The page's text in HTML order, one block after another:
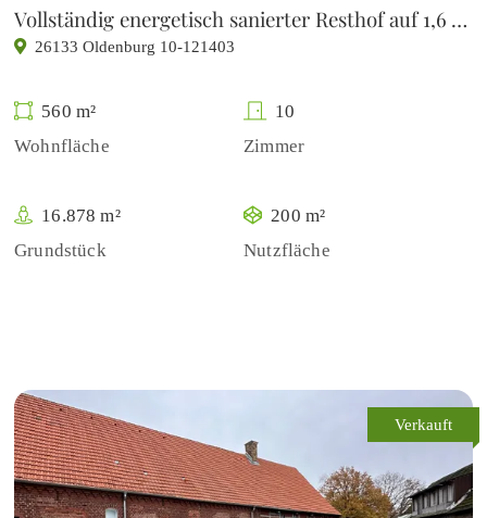
Vollständig energetisch sanierter Resthof auf 1,6 ha für Pferdehaltung zu verkaufen
26133 Oldenburg 10-121403
560 m²
Wohnfläche
10
Zimmer
16.878 m²
Grundstück
200 m²
Nutzfläche
Verkauft